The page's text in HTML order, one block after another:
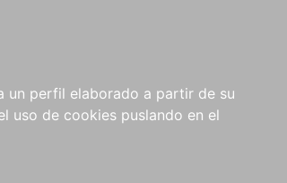
un perfil elaborado a partir de su
uso de cookies puslando en el
NOTICIAS
COMPRAS
INSTITUCIONALES